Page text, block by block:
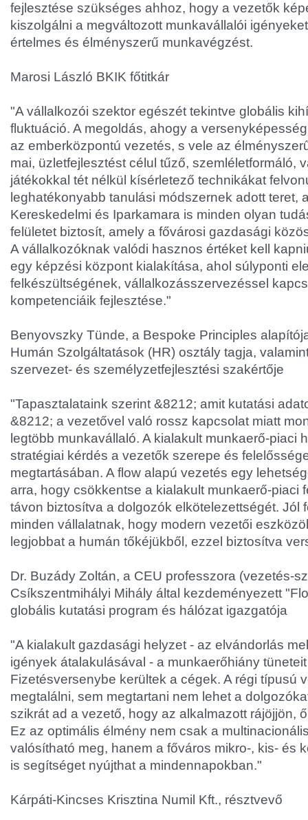
fejlesztése szükséges ahhoz, hogy a vezetők
kiszolgálni a megváltozott munkavállalói
értelmes és élményszerű munkavégzést.
Marosi László BKIK főtitkár
"A vállalkozói szektor egészét tekintve globális
fluktuáció. A megoldás, ahogy a
az emberközpontú vezetés, s vele az
mai, üzletfejlesztést célul tűző, szemléletformáló,
játékokkal tét nélkül kísérletező technikákat
leghatékonyabb tanulási módszernek adott teret,
Kereskedelmi és Iparkamara is minden olyan
felületet biztosít, amely a fővárosi gazdasági
A vállalkozóknak valódi hasznos értéket kell
egy képzési központ kialakítása, ahol súlyponti
felkészültségének, vállalkozásszervezéssel
kompetenciáik fejlesztése."
Benyovszky Tünde, a Bespoke Principles
Humán Szolgáltatások (HR) osztály tagja,
szervezet- és személyzetfejlesztési szakértője
"Tapasztalataink szerint &8212; amit kutatási
&8212; a vezetővel való rossz kapcsolat miatt
legtöbb munkavállaló. A kialakult munkaerő-piaci
stratégiai kérdés a vezetők szerepe és
megtartásában. A flow alapú vezetés egy
arra, hogy csökkentse a kialakult munkaerő-piaci
távon biztosítva a dolgozók elkötelezettségét. Jól
minden vállalatnak, hogy modern vezetői
legjobbat a humán tőkéjükből, ezzel biztosítva
Dr. Buzády Zoltán, a CEU professzora (vezetés-
Csíkszentmihályi Mihály által kezdeményezett
globális kutatási program és hálózat igazgatója
"A kialakult gazdasági helyzet - az elvándorlás
igények átalakulásával - a munkaerőhiány
Fizetésversenybe kerültek a cégek. A régi típusú
megtalálni, sem megtartani nem lehet a
szikrát ad a vezető, hogy az alkalmazott rájöjjön,
Ez az optimális élmény nem csak a
valósítható meg, hanem a főváros mikro-, kis- és
is segítséget nyújthat a mindennapokban."
Kárpáti-Kincses Krisztina Numil Kft., résztvevő